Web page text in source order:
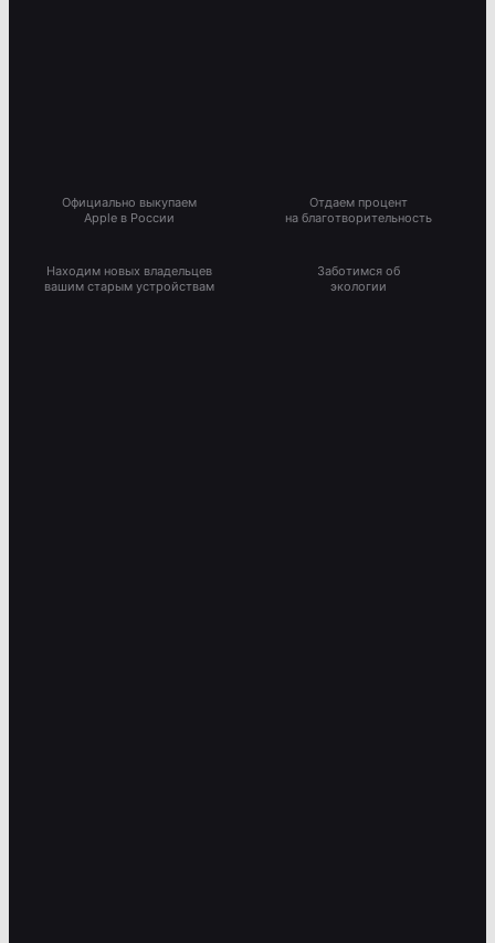
Официально выкупаем
Apple в России
Отдаем процент
на благотворительность
Находим новых владельцев
вашим старым устройствам
Заботимся об
экологии